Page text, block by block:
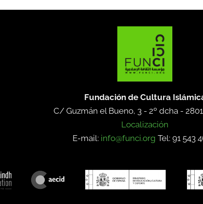
Fundación de Cultura
C/ Guzmán el Bueno, 3 - 2º dcha -
Localización
E-mail: info@funci.org Tel: 91 543